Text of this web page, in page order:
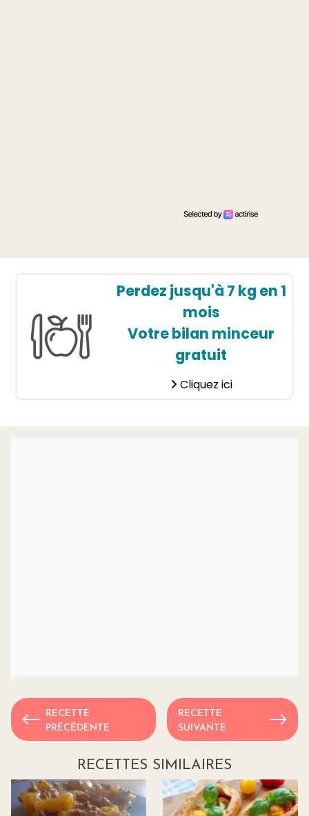
Perdez jusqu'à 7 kg en 1
mois
Votre bilan minceur
gratuit
Cliquez ici
RECETTE
PRÉCÉDENTE
RECETTE
SUIVANTE
RECETTES SIMILAIRES